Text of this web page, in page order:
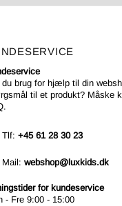
du brug for hjælp til din
til et produkt? Måske
.
Tlf: +45 61 28 30 23
Mail: webshop@luxkids.dk
for kundeservice
- Fre 9:00 - 15:00